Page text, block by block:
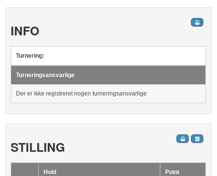
INFO
Turnering:
Turneringsansvarlige
Der er ikke registreret nogen turneringsansvarlige
STILLING
Hold Point